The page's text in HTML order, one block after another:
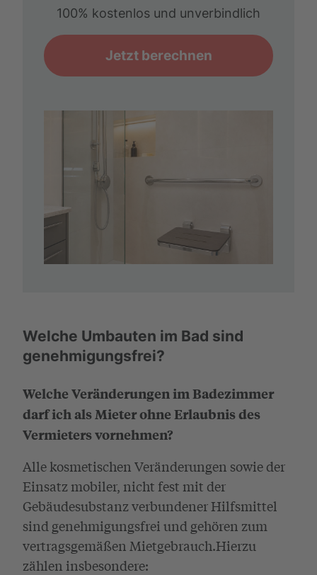
100% kostenlos und unverbindlich
Jetzt berechnen
Welche Umbauten im Bad sind
genehmigungsfrei?
Welche Veränderungen im Badezimmer
darf ich als Mieter ohne Erlaubnis des
Vermietersvornehmen?
Alle kosmetischen Veränderungen sowie der
Einsatz mobiler, nicht fest mit der
Gebäudesubstanz verbundener Hilfsmittel
sind genehmigungsfrei und gehören zum
vertragsgemäßen Mietgebrauch.Hierzu
zählen insbesondere: